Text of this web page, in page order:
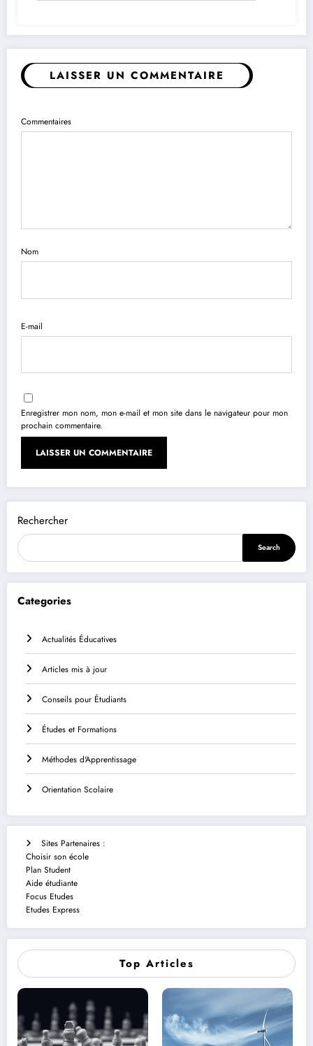
Rechercher
Search
Categories
Actualités Éducatives
Articles mis à jour
Conseils pour Étudiants
Études et Formations
Méthodes d'Apprentissage
Orientation Scolaire
Sites Partenaires :
Choisir son école
Plan Student
Aide étudiante
Focus Etudes
Etudes Express
LAISSER UN COMMENTAIRE
Commentaires
Nom
E-mail
Enregistrer mon nom, mon e-mail et mon site dans le navigateur pour mon
prochain commentaire.
Top Articles